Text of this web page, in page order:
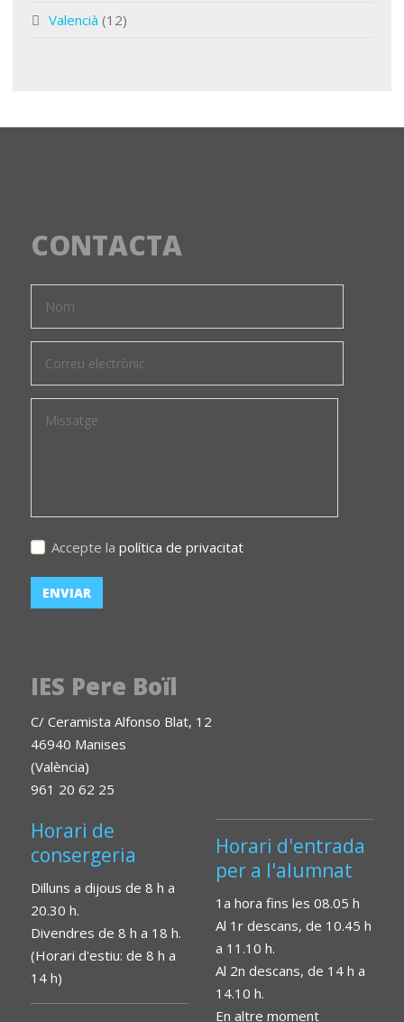
Valencià (12)
CONTACTA
Accepte la política de privacitat
IES Pere Boïl
C/ Ceramista Alfonso Blat, 12
46940 Manises
(València)
961 20 62 25
Horari de
consergeria
Dilluns a dijous de 8 h a
20.30 h.
Divendres de 8 h a 18 h.
(Horari d'estiu: de 8 h a
14 h)
Horari d'entrada
per a l'alumnat
1a hora fins les 08.05 h
Al 1r descans, de 10.45 h
a 11.10 h.
Al 2n descans, de 14 h a
14.10 h.
En altre moment